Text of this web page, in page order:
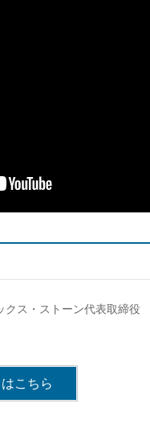
クス・ストーン代表取締役
こちら